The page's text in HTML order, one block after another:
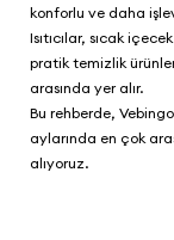
konforlu ve daha
Isıtıcılar, sıcak
pratik temizlik
arasında yer alır.
Bu rehberde,
aylarında en çok
alıyoruz.